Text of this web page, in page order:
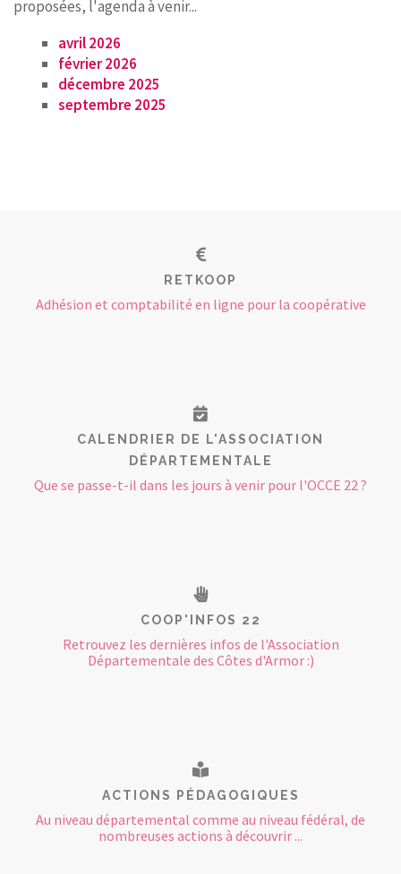
proposées, l'agenda à venir...
avril 2026
février 2026
décembre 2025
septembre 2025
RETKOOP
Adhésion et comptabilité en ligne pour la coopérative
CALENDRIER DE L'ASSOCIATION
DÉPARTEMENTALE
Que se passe-t-il dans les jours à venir pour l'OCCE 22 ?
COOP'INFOS 22
Retrouvez les dernières infos de l'Association
Départementale des Côtes d'Armor :)
ACTIONS PÉDAGOGIQUES
Au niveau départemental comme au niveau fédéral, de
nombreuses actions à découvrir ...